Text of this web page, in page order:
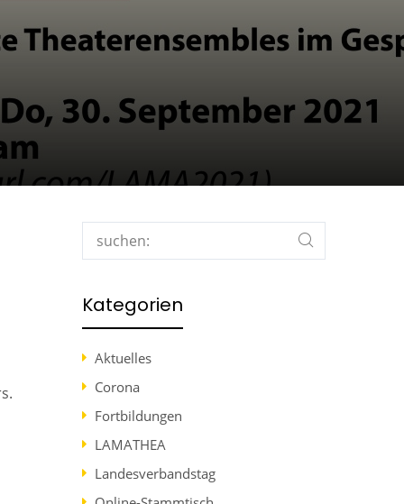
Search
Kategorien
Aktuelles
Corona
Fortbildungen
LAMATHEA
Landesverbandstag